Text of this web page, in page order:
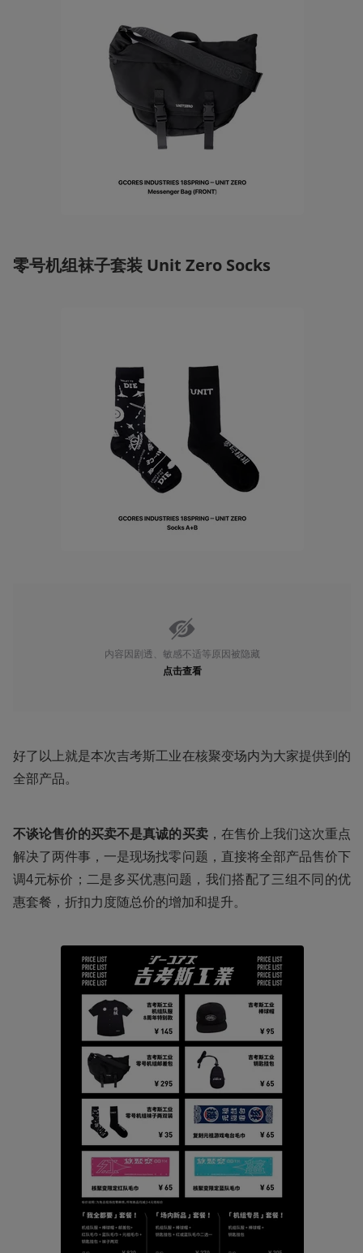
零号机组袜子套装 Unit Zero Socks
内容因剧透、敏感不适等原因被隐藏
点击查看
好了以上就是本次吉考斯工业在核聚变场内为大家提供到的
全部产品。
不谈论售价的买卖不是真诚的买卖，在售价上我们这次重点
解决了两件事，一是现场找零问题，直接将全部产品售价下
调4元标价；二是多买优惠问题，我们搭配了三组不同的优
惠套餐，折扣力度随总价的增加和提升。